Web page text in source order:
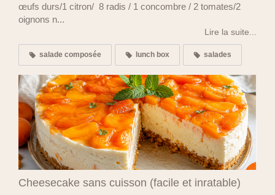
œufs durs/1 citron/ 8 radis / 1 concombre / 2 tomates/2
oignons n...
Lire la suite...
salade composée lunch box salades
Cheesecake sans cuisson (facile et inratable)